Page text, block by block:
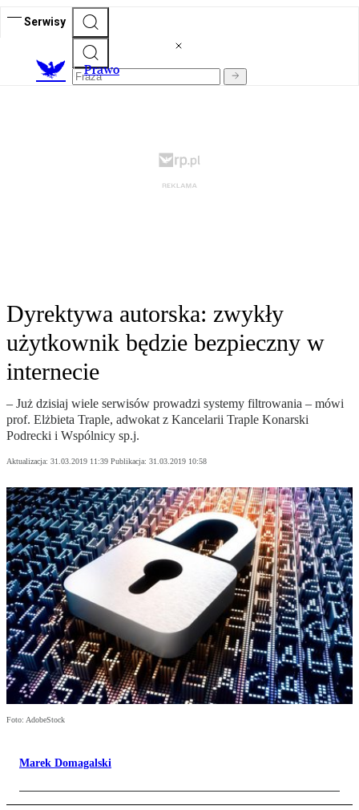
Serwisy
Prawo
Dyrektywa autorska: zwykły
użytkownik będzie bezpieczny w
internecie
– Już dzisiaj wiele serwisów prowadzi systemy filtrowania – mówi
prof. Elżbieta Traple, adwokat z Kancelarii Traple Konarski
Podrecki i Wspólnicy sp.j.
Aktualizacja: 31.03.2019 11:39 Publikacja: 31.03.2019 10:58
Foto: AdobeStock
Marek Domagalski